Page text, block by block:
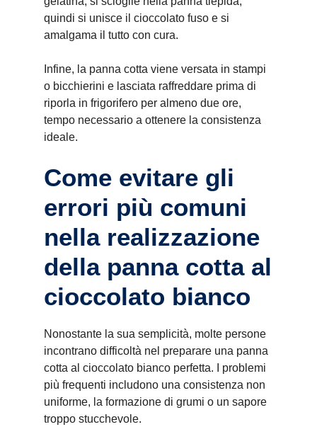
quindi si unisce il cioccolato fuso e si
amalgama il tutto con cura.
Infine, la panna cotta viene versata in stampi
o bicchierini e lasciata raffreddare prima di
riporla in frigorifero per almeno due ore,
tempo necessario a ottenere la consistenza
ideale.
Come evitare gli
errori più comuni
nella realizzazione
della panna cotta al
cioccolato bianco
Nonostante la sua semplicità, molte persone
incontrano difficoltà nel preparare una panna
cotta al cioccolato bianco perfetta. I problemi
più frequenti includono una consistenza non
uniforme, la formazione di grumi o un sapore
troppo stucchevole.